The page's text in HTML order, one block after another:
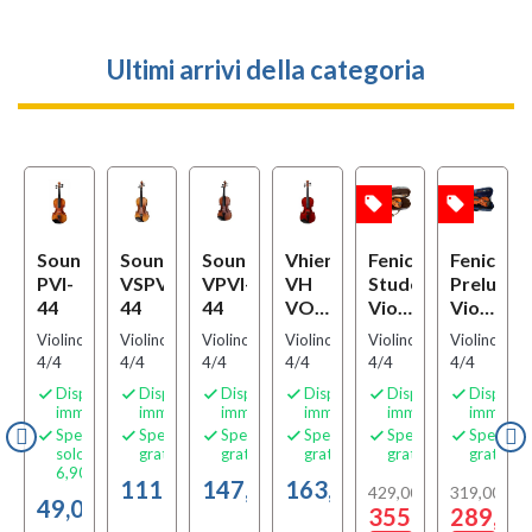
Ultimi arrivi della categoria
Soundsation
PVI-
44
Violino
4/4
 Disponibilità
immediata
 Spedizione
solo
6,90 €
49,00 €
Soundsation
VSPVI-
44
Violino
4/4
 Disponibilità
immediata
 Spedizione
gratuita
111,00 €
Soundsation
VPVI-
44
Violino
4/4
 Disponibilità
immediata
 Spedizione
gratuita
147,00 €
Vhienna
VH
VON44
Natural
Violino
4/4
 Disponibilità
immediata
 Spedizione
gratuita
163,00 €
Fenice
Studente
Violino
4/4
Set
Violino
4/4
 Disponibilità
immediata
 Spedizione
gratuita
429,00 €
355,00 €
OFFERTA local_offer
Fenice
Preludio
Violino
4/4
Set
Violino
4/4


gratuita
319,00 €
289,00
OFFERTA local_offer
OFFERTA